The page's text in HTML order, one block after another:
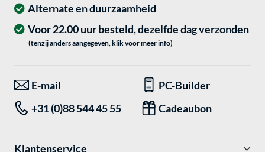
Alternate en duurzaamheid
Voor 22.00 uur besteld, dezelfde dag verzonden
(tenzij anders aangegeven, klik voor meer info)
E-mail
PC-Builder
+31 (0)88 544 45 55
Cadeaubon
Klantenservice